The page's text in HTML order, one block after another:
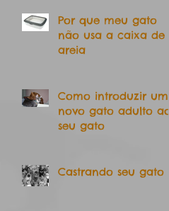
Por que meu gato
não usa a caixa de
areia
Como introduzir um
novo gato adulto ao
seu gato
Castrando seu gato